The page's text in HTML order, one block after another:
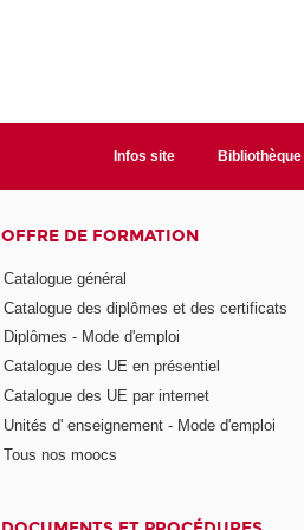
Infos site Bibliothèque
OFFRE DE FORMATION
Catalogue général
Catalogue des diplômes et des certificats
Diplômes - Mode d'emploi
Catalogue des UE en présentiel
Catalogue des UE par internet
Unités d' enseignement - Mode d'emploi
Tous nos moocs